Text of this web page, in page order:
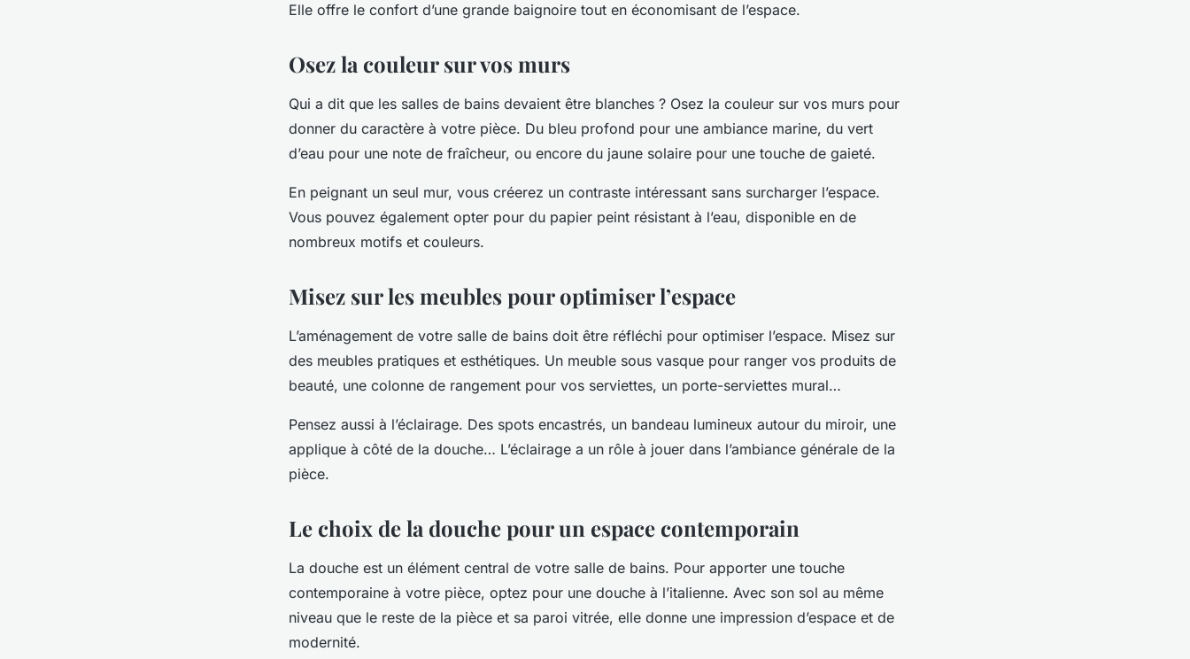
Elle offre le confort d’une grande baignoire tout en économisant de l’espace.
Osez la couleur sur vos murs
Qui a dit que les salles de bains devaient être blanches ? Osez la couleur sur vos murs pour
donner du caractère à votre pièce. Du bleu profond pour une ambiance marine, du vert
d’eau pour une note de fraîcheur, ou encore du jaune solaire pour une touche de gaieté.
En peignant un seul mur, vous créerez un contraste intéressant sans surcharger l’espace.
Vous pouvez également opter pour du papier peint résistant à l’eau, disponible en de
nombreux motifs et couleurs.
Misez sur les meubles pour optimiser l’espace
L’aménagement de votre salle de bains doit être réfléchi pour optimiser l’espace. Misez sur
des meubles pratiques et esthétiques. Un meuble sous vasque pour ranger vos produits de
beauté, une colonne de rangement pour vos serviettes, un porte-serviettes mural…
Pensez aussi à l’éclairage. Des spots encastrés, un bandeau lumineux autour du miroir, une
applique à côté de la douche… L’éclairage a un rôle à jouer dans l’ambiance générale de la
pièce.
Le choix de la douche pour un espace contemporain
La douche est un élément central de votre salle de bains. Pour apporter une touche
contemporaine à votre pièce, optez pour une douche à l’italienne. Avec son sol au même
niveau que le reste de la pièce et sa paroi vitrée, elle donne une impression d’espace et de
modernité.